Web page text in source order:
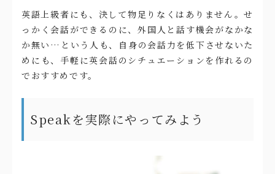
英語上級者にも、決して物足りなくはありません。せ
っかく会話ができるのに、外国人と話す機会がなかな
か無い…という人も、自身の会話力を低下させないた
めにも、手軽に英会話のシチュエーションを作れるの
でおすすめです。
Speakを実際にやってみよう